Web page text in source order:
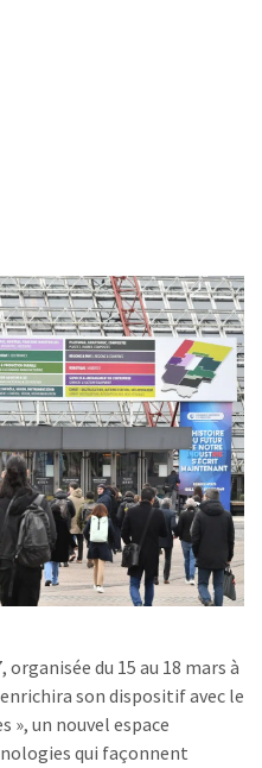
organisée du 15 au 18 mars à
son dispositif avec le
», un nouvel espace
qui façonnent